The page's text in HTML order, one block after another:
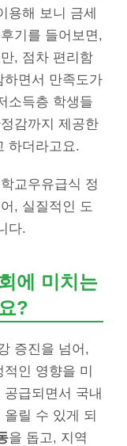
용해 보니 금세
기를 들어보면,
, 점차 편리함
하면서 만족도가
소득층 학생들
감까지 제공한
하더라고요.
교우유급식 정
, 실질적인 도
다.
에 미치는
?
증진을 넘어,
인 영향을 미
급되면서 국내
릴 수 있게 되
을 돕고, 지역